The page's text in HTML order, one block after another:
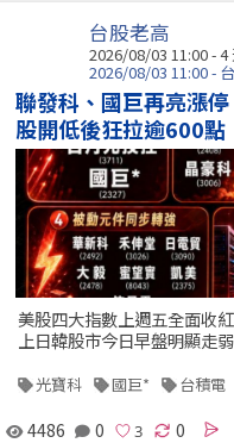
台股老高
2026/08/03 11:00 - 4
2026/08/03 11:00 -
聯發科、國巨再亮漲
股開低後狂拉逾600點
美股四大指數上週五全面收
上日韓股市今日早盤明顯走
光寶科 國巨* 台積電
4486 0 0